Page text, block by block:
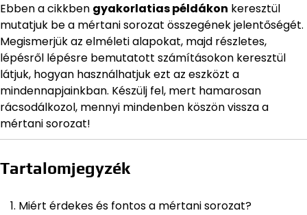
Ebben a cikkben gyakorlatias példákon keresztül
mutatjuk be a mértani sorozat összegének jelentőségét.
Megismerjük az elméleti alapokat, majd részletes,
lépésről lépésre bemutatott számításokon keresztül
látjuk, hogyan használhatjuk ezt az eszközt a
mindennapjainkban. Készülj fel, mert hamarosan
rácsodálkozol, mennyi mindenben köszön vissza a
mértani sorozat!
Tartalomjegyzék
Miért érdekes és fontos a mértani sorozat?